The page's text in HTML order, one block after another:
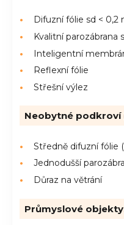
Difuzní fólie sd < 0,2
Kvalitní parozábrana
Inteligentní
Reflexní fólie
Střešní výlez
Neobytné podkroví
Středně difuzní fólie
Jednodušší
Důraz na větrání
Průmyslové